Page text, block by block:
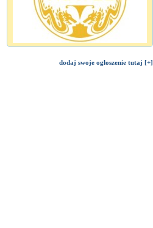
dodaj swoje ogłoszenie tutaj [+]